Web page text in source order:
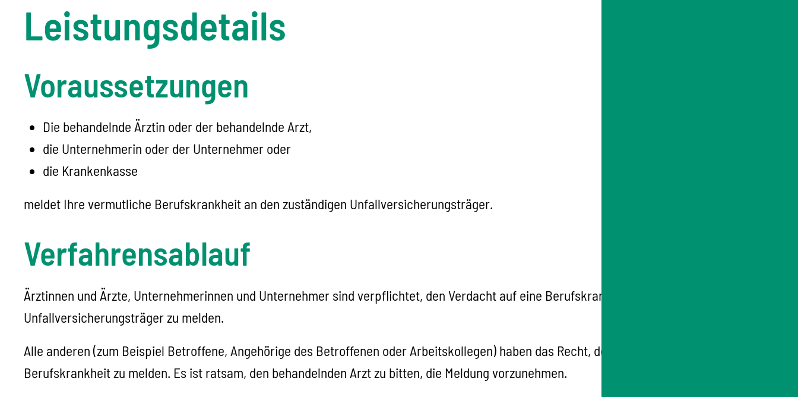
Leistungsdetails
Voraussetzungen
Die behandelnde Ärztin oder der behandelnde Arzt,
die Unternehmerin oder der Unternehmer oder
die Krankenkasse
meldet Ihre vermutliche Berufskrankheit an den zuständigen Unfallversicherungsträger.
Verfahrensablauf
Ärztinnen und Ärzte, Unternehmerinnen und Unternehmer sind verpflichtet, den Verdacht auf eine Berufskrankheit dem zuständigen
Unfallversicherungsträger zu melden.
Alle anderen (zum Beispiel Betroffene, Angehörige des Betroffenen oder Arbeitskollegen) haben das Recht, den Verdacht auf eine
Berufskrankheit zu melden. Es ist ratsam, den behandelnden Arzt zu bitten, die Meldung vorzunehmen.